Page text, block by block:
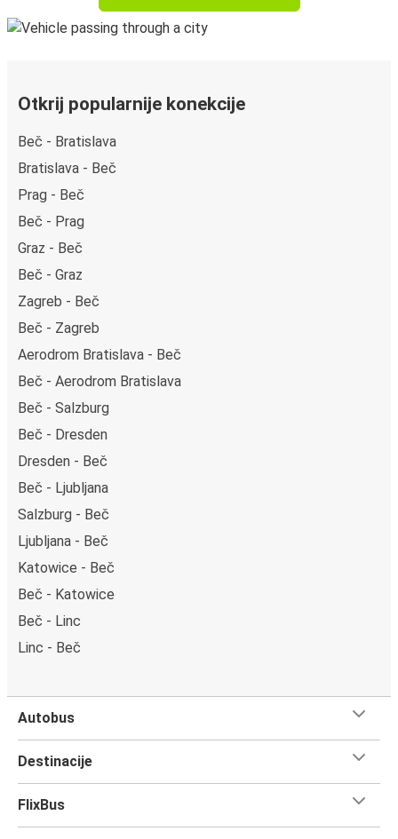
Otkrij popularnije konekcije
Beč - Bratislava
Bratislava - Beč
Prag - Beč
Beč - Prag
Graz - Beč
Beč - Graz
Zagreb - Beč
Beč - Zagreb
Aerodrom Bratislava - Beč
Beč - Aerodrom Bratislava
Beč - Salzburg
Beč - Dresden
Dresden - Beč
Beč - Ljubljana
Salzburg - Beč
Ljubljana - Beč
Katowice - Beč
Beč - Katowice
Beč - Linc
Linc - Beč
Autobus
Destinacije
FlixBus